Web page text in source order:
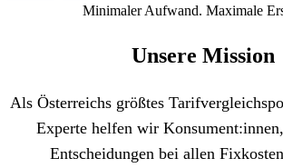
Minimaler Aufwand. Maximale
Unsere Mission
Als Österreichs größtes
Experte helfen wir
Entscheidungen bei allen